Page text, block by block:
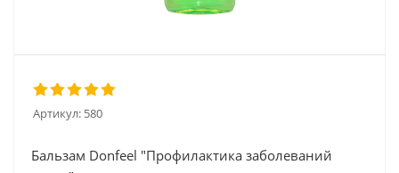
Артикул: 580
Бальзам Donfeel "Профилактика заболеваний